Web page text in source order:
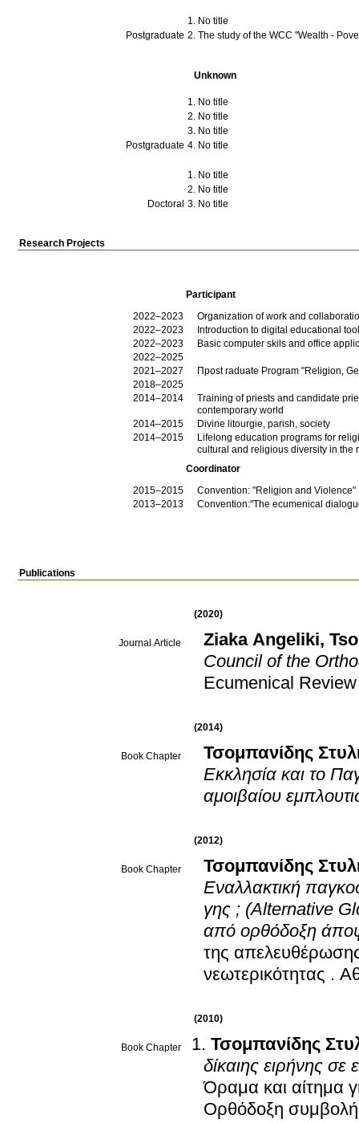
Postgraduate
No title
The study of the WCC ''Wealth -
Unknown
Postgraduate
No title
No title
No title
No title
Doctoral
No title
No title
No title
Research Projects
Participant
2022–2023
Organization of work and
2022–2023
Introduction to digital educational
2022–2023
Basic computer skils and office
2022–2025
2021–2027
Πpost raduate Program "Religion,
2018–2025
2014–2014
Training of priests and candidate
contemporary world
2014–2015
Divine litourgie, parish, society
2014–2015
Lifelong education programs for
cultural and religious diversity in the
Coordinator
2015–2015
Convention: "Religion and Violence"
2013–2013
Convention:"The ecumenical
Publications
(2020)
Journal Article Ziaka Angeliki,
Council of the
Ecumenical Review
(2014)
Book Chapter
Τσομπανίδης
Εκκλησία και το
αμοιβαίου
(2012)
Book Chapter
Τσομπανίδης
Εναλλακτική
γης ; (Alternative
από ορθόδοξη
της
νεωτερικότητας .
(2010)
Book Chapter
Τσομπανίδης
Όραμα και αίτημα
Ορθόδοξη συμβολή